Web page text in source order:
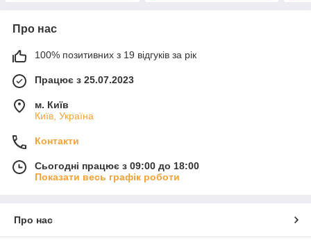
Про нас
100% позитивних з 19 відгуків за рік
Працює з 25.07.2023
м. Київ
Київ, Україна
Контакти
Сьогодні працює з 09:00 до 18:00
Показати весь графік роботи
Про нас